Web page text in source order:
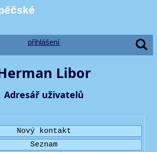
přihlášení
Libor
Adresář uživatelů